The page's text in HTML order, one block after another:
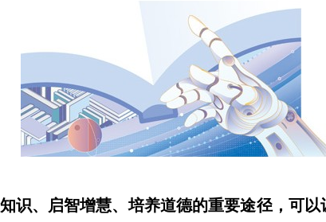
识、启智增慧、培养道德的重要途径，可